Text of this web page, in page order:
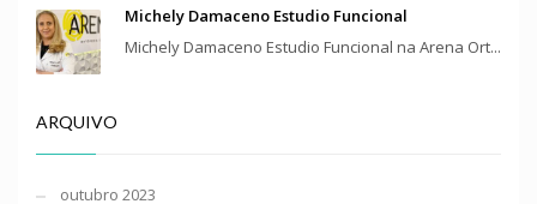
Michely Damaceno Estudio Funcional
Michely Damaceno Estudio Funcional na Arena Ort...
ARQUIVO
outubro 2023